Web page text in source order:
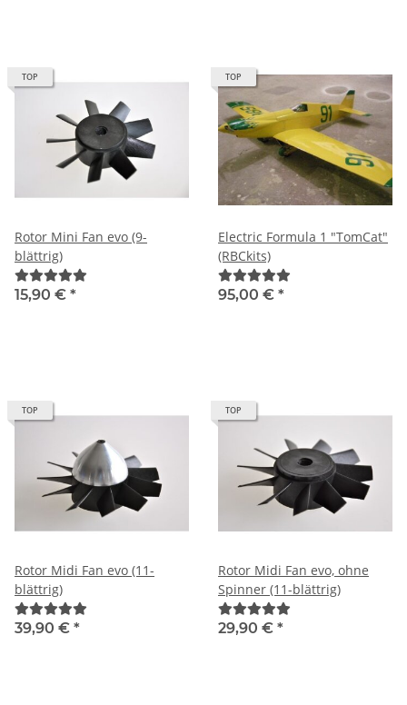
TOP
Rotor Mini Fan evo (9-
blättrig)
15,90 € *
TOP
Electric Formula 1 "TomCat"
(RBCkits)
95,00 € *
TOP
Rotor Midi Fan evo (11-
blättrig)
39,90 € *
TOP
Rotor Midi Fan evo, ohne
Spinner (11-blättrig)
29,90 € *